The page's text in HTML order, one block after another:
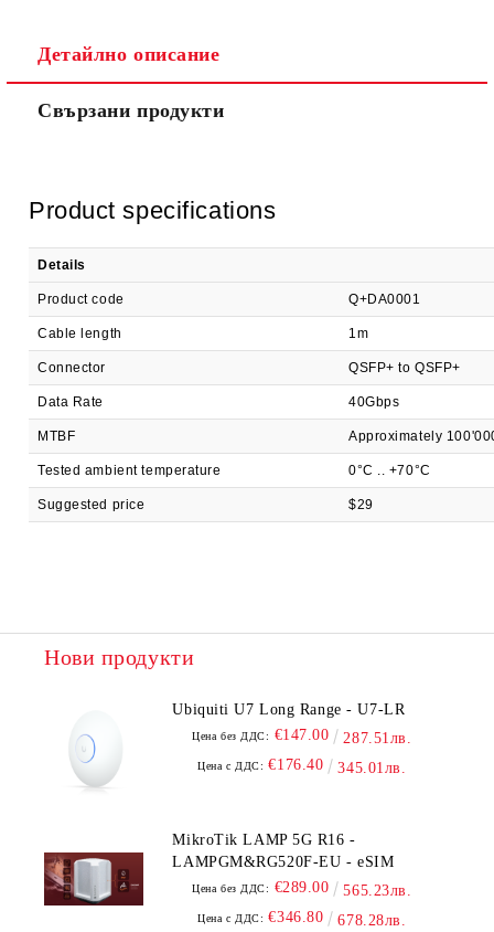
Ние ще се свържем с вас в рамките на работния ден.
Детайлно описание
Свързани продукти
Product specifications
Details
Product code Q+DA0001
Cable length 1m
Connector QSFP+ to QSFP+
Data Rate 40Gbps
MTBF Approximately
Tested ambient temperature 0°C .. +70°C
Suggested price $29
Нови продукти
Ubiquiti U7 Long Range - U7-LR
Цена без ДДС: €147.00 287.51лв.
Цена с ДДС: €176.40 345.01лв.
MikroTik LAMP 5G R16 -
LAMPGM&RG520F-EU - eSIM
Цена без ДДС: €289.00 565.23лв.
Цена с ДДС: €346.80 678.28лв.